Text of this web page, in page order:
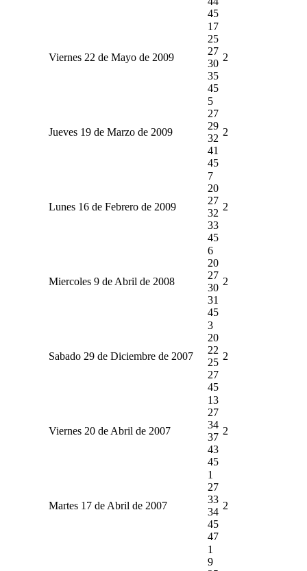
45
Viernes 22 de Mayo de 2009
17
25
27
30
35
45
2
Jueves 19 de Marzo de 2009
5
27
29
32
41
45
2
Lunes 16 de Febrero de 2009
7
20
27
32
33
45
2
Miercoles 9 de Abril de 2008
6
20
27
30
31
45
2
Sabado 29 de Diciembre de 2007
3
20
22
25
27
45
2
Viernes 20 de Abril de 2007
13
27
34
37
43
45
2
Martes 17 de Abril de 2007
1
27
33
34
45
47
2
1
9